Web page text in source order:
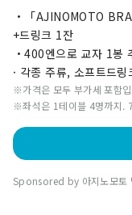
・「AJINOMOTO
+드링크 1잔
・400엔으로 교자 1봉
· 각종 주류, 소프트드링
※가격은 모두 부가세 포함
※좌석은 1테이블 4명까지.
Sponsored by 아지노모토